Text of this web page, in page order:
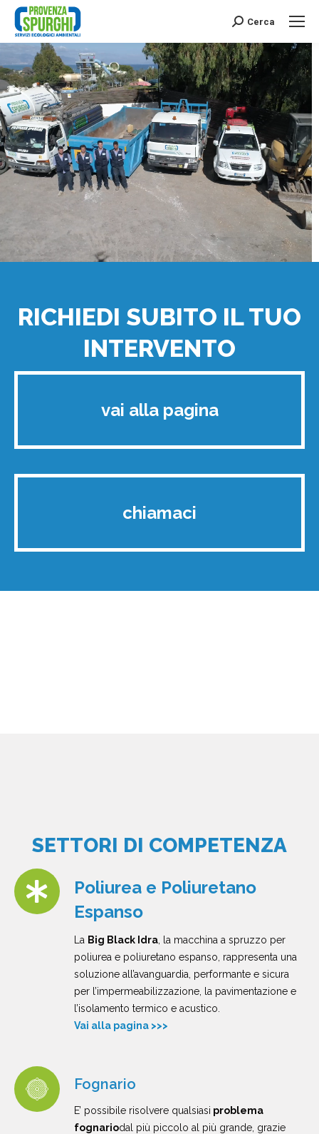
Search:
Cerca
RICHIEDI SUBITO IL TUO
INTERVENTO
vai alla pagina
chiamaci
SETTORI DI COMPETENZA
Poliurea e Poliuretano
Espanso
La Big Black Idra , la macchina a spruzzo per
poliurea e poliuretano espanso, rappresenta una
soluzione all’avanguardia, performante e sicura
per l’impermeabilizzazione, la pavimentazione e
l’isolamento termico e acustico.
Vai alla pagina >>>
Fognario
E’ possibile risolvere qualsiasi problema
fognariodal più piccolo al più grande, grazie